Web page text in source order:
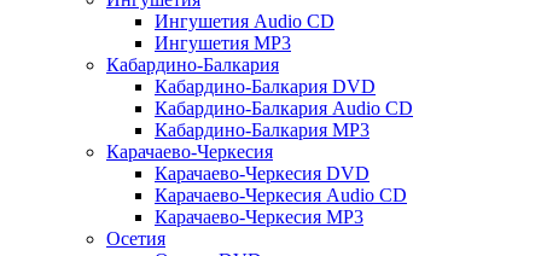
Ингушетия Audio CD
Ингушетия MP3
Кабардино-Балкария
Кабардино-Балкария DVD
Кабардино-Балкария Audio CD
Кабардино-Балкария MP3
Карачаево-Черкесия
Карачаево-Черкесия DVD
Карачаево-Черкесия Audio CD
Карачаево-Черкесия MP3
Осетия